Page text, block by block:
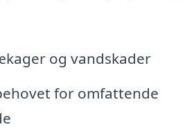
og vandskader
for omfattende